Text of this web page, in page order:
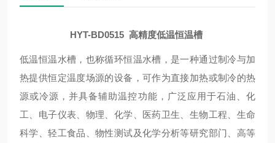
HYT-BD0515 高精度低温恒温槽
低温恒温水槽，也称循环恒温水槽，是一种通过制冷与加
热提供恒定温度场源的设备，可作为直接加热或制冷的热
源或冷源，并具备辅助温控功能，广泛应用于石油、化
工、电子仪表、物理、化学、医药卫生、生物工程、生命
科学、轻工食品、物性测试及化学分析等研究部门、高等